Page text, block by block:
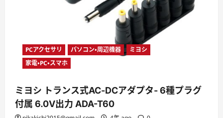
PCアクセサリ パソコン・周辺機器
ミヨシ
家電・PC・スマホ
ミヨシ トランス式AC‐DCアダプタ- 6種プラグ
付属 6.0V出力 ADA-T60